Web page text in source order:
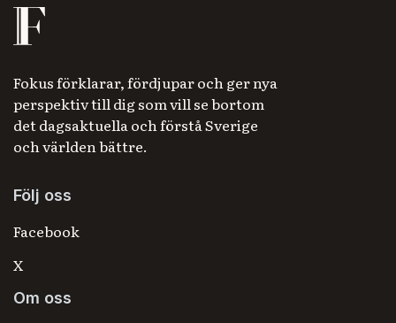
Fokus förklarar, fördjupar och ger nya
perspektiv till dig som vill se bortom
det dagsaktuella och förstå Sverige
och världen bättre.
Följ oss
Facebook
X
Om oss